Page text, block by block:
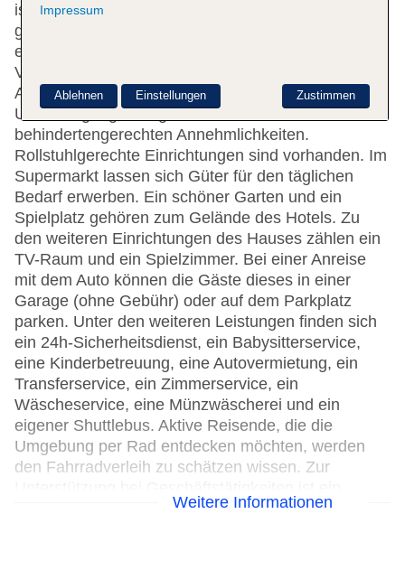
ist gerne bei allen Fragen behilflich. Zur Einrichtung
gehören eine Gepäckaufbewahrung, ein Safe und
eine Wechselstube. Im Haus steht WLAN zur
Verfügung. Hilfestellung bei der Buchung von
Ausflügen wird am Tourdesk geboten. Die
Unterbringung verfügt über eine Reihe von
behindertengerechten Annehmlichkeiten.
Rollstuhlgerechte Einrichtungen sind vorhanden. Im
Supermarkt lassen sich Güter für den täglichen
Bedarf erwerben. Ein schöner Garten und ein
Spielplatz gehören zum Gelände des Hotels. Zu
den weiteren Einrichtungen des Hauses zählen ein
TV-Raum und ein Spielzimmer. Bei einer Anreise
mit dem Auto können die Gäste dieses in einer
Garage (ohne Gebühr) oder auf dem Parkplatz
parken. Unter den weiteren Leistungen finden sich
ein 24h-Sicherheitsdienst, ein Babysitterservice,
eine Kinderbetreuung, eine Autovermietung, ein
Transferservice, ein Zimmerservice, ein
Wäscheservice, eine Münzwäscherei und ein
eigener Shuttlebus. Aktive Reisende, die die
Umgebung per Rad entdecken möchten, werden
den Fahrradverleih zu schätzen wissen. Zur
Weitere Informationen
Impressum
Zustimmen
Ablehnen Einstellungen